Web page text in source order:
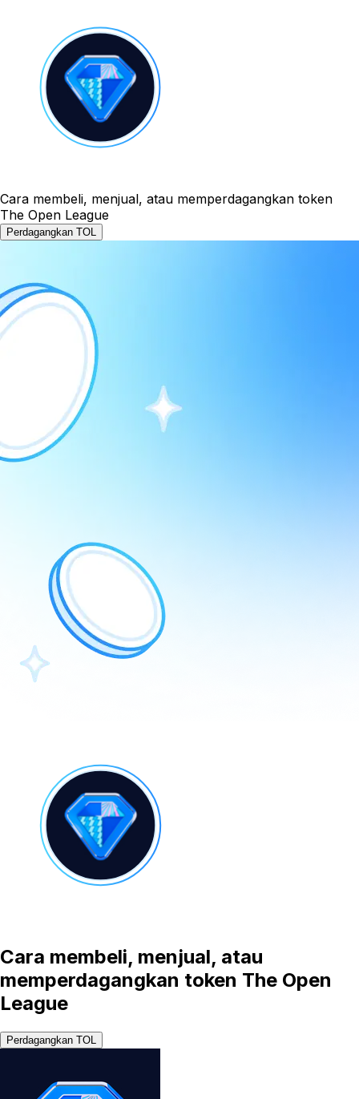
Cara membeli, menjual, atau memperdagangkan token
The Open League
Perdagangkan TOL
Cara membeli, menjual, atau
memperdagangkan token The Open
League
Perdagangkan TOL